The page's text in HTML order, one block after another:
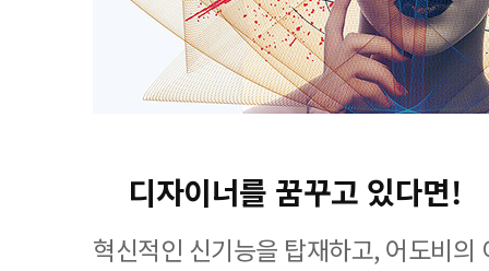
디자이너를 꿈꾸고 있다면!
혁신적인 신기능을 탑재하고, 어도비